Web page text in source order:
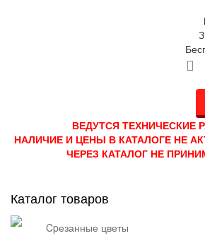
Доставка
Контакты
ВЕДУТСЯ ТЕХНИЧЕСКИЕ
НАЛИЧИЕ И ЦЕНЫ В КАТАЛОГЕ НЕ
ЧЕРЕЗ КАТАЛОГ НЕ
Каталог товаров
cpезанные цветы